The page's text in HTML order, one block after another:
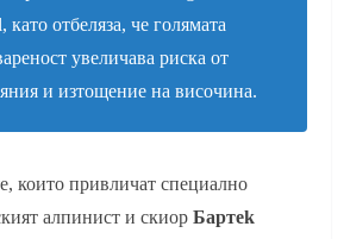
като отбеляза, че голямата
увеличава риска от
и изтощение на височина.
които привличат специално
алпинист и скиор Бартеk